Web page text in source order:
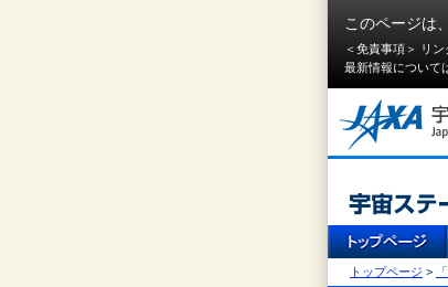
このページは
＜免責事項＞ リ
最新情報について
トップページ >